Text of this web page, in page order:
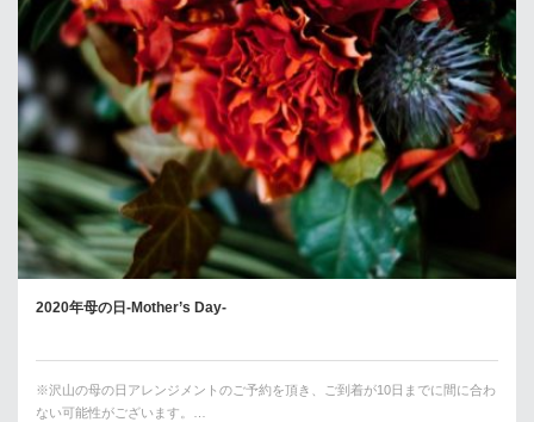
2020年母の日-Mother’s Day-
※沢山の母の日アレンジメントのご予約を頂き、ご到着が10日までに間に合わ
ない可能性がございます。…